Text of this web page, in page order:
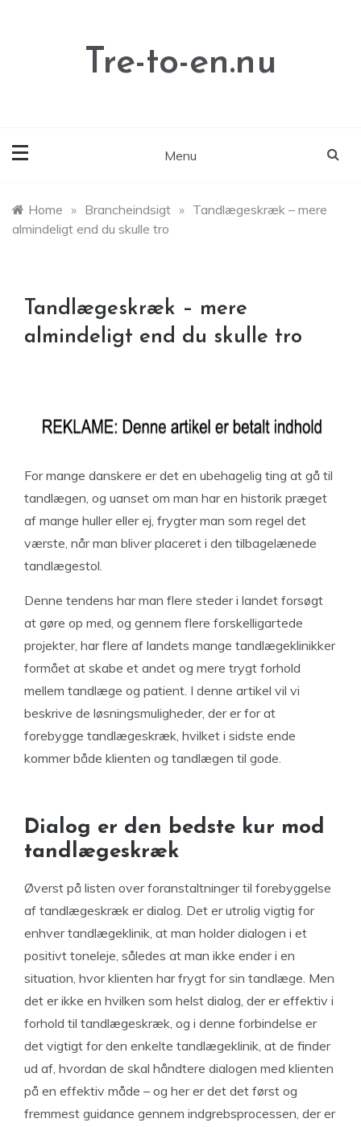
Tre-to-en.nu
Menu
Home » Brancheindsigt » Tandlægeskræk – mere
almindeligt end du skulle tro
Tandlægeskræk – mere
almindeligt end du skulle tro
For mange danskere er det en ubehagelig ting at gå til
tandlægen, og uanset om man har en historik præget
af mange huller eller ej, frygter man som regel det
værste, når man bliver placeret i den tilbagelænede
tandlægestol.
Denne tendens har man flere steder i landet forsøgt
at gøre op med, og gennem flere forskelligartede
projekter, har flere af landets mange tandlægeklinikker
formået at skabe et andet og mere trygt forhold
mellem tandlæge og patient. I denne artikel vil vi
beskrive de løsningsmuligheder, der er for at
forebygge tandlægeskræk, hvilket i sidste ende
kommer både klienten og tandlægen til gode.
Dialog er den bedste kur mod
tandlægeskræk
Øverst på listen over foranstaltninger til forebyggelse
af tandlægeskræk er dialog. Det er utrolig vigtig for
enhver tandlægeklinik, at man holder dialogen i et
positivt toneleje, således at man ikke ender i en
situation, hvor klienten har frygt for sin tandlæge. Men
det er ikke en hvilken som helst dialog, der er effektiv i
forhold til tandlægeskræk, og i denne forbindelse er
det vigtigt for den enkelte tandlægeklinik, at de finder
ud af, hvordan de skal håndtere dialogen med klienten
på en effektiv måde – og her er det det først og
fremmest guidance gennem indgrebsprocessen, der er